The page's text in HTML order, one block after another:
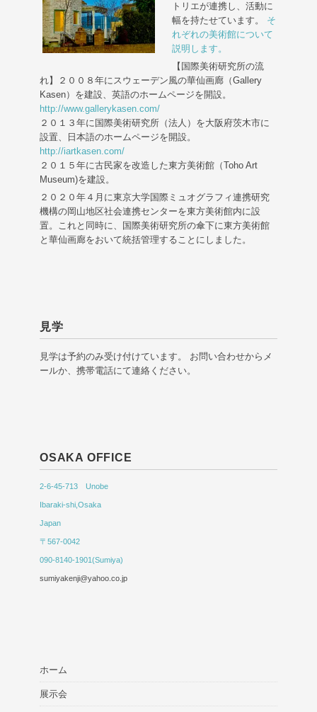
トリエが連携し、活動に
幅を持たせています。 そ
れぞれの美術館について
説明します。
【国際美術研究所の流
れ】２００８年にスウェーデン風の華仙画廊（Gallery
Kasen）を建設、英語のホームページを開設。
http://www.gallerykasen.com/
２０１３年に国際美術研究所（法人）を大阪府茨木市に
設置、日本語のホームページを開設。
http://iartkasen.com/
２０１５年に古民家を改造した東方美術館（Toho Art
Museum)を建設。
２０２０年４月に東京大学国際ミュオグラフィ連携研究
機構の岡山地区社会連携センターを東方美術館内に設
置。これと同時に、国際美術研究所の傘下に東方美術館
と華仙画廊をおいて統括管理することにしました。
見学
見学は予約のみ受け付けています。 お問い合わせからメ
ールか、携帯電話にて連絡ください。
OSAKA OFFICE
2-6-45-713 Unobe
Ibaraki-shi,Osaka
Japan
〒567-0042
090-8140-1901(Sumiya)
sumiyakenji@yahoo.co.jp
ホーム
展示会